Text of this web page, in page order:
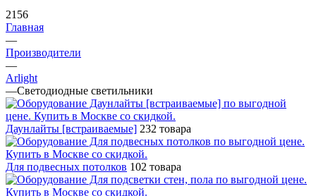
2156
Главная
—
Производители
—
Arlight
—Светодиодные светильники
Даунлайты [встраиваемые] 232 товара
Для подвесных потолков 102 товара